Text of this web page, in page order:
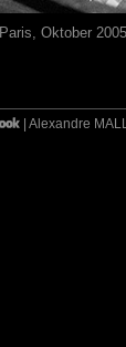
Paris, Oktober 2005
| Alexandre